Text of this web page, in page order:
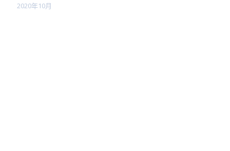
2020年10月